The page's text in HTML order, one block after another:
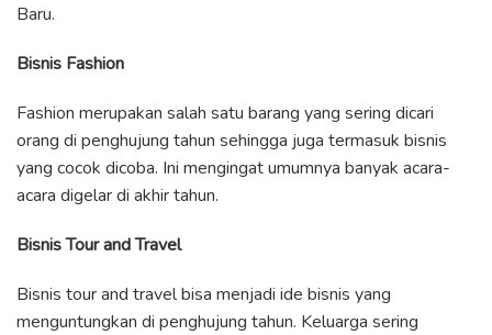
Baru.
Bisnis Fashion
Fashion merupakan salah satu barang yang sering dicari
orang di penghujung tahun sehingga juga termasuk bisnis
yang cocok dicoba. Ini mengingat umumnya banyak acara-
acara digelar di akhir tahun.
Bisnis Tour and Travel
Bisnis tour and travel bisa menjadi ide bisnis yang
menguntungkan di penghujung tahun. Keluarga sering